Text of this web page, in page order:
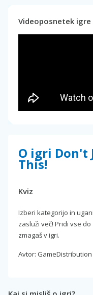
Videoposnetek igre
O igri Don't
This!
Kviz
Izberi kategorijo in
zasluži več! Pridi vse
zmagaš v igri.
Avtor: GameDistribution